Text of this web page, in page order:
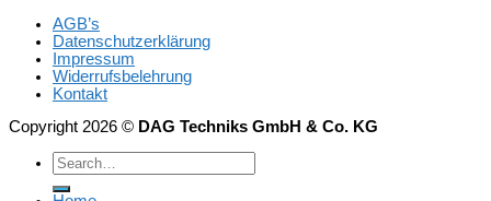
AGB’s
Datenschutzerklärung
Impressum
Widerrufsbelehrung
Kontakt
Copyright 2026 © DAG Techniks GmbH & Co. KG